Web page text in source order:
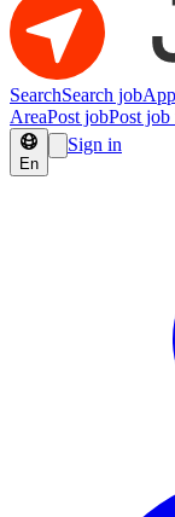
SearchSearch job
AreaPost jobPost
En
Sign in